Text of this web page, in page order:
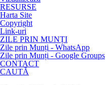
RESURSE
Harta Site
Copyright
Link-uri
ZILE PRIN MUNȚI
Zile prin Munți - WhatsApp
Zile prin Munți - Google Groups
CONTACT
CAUTĂ